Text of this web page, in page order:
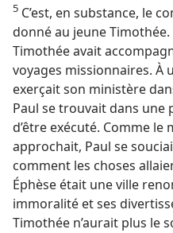
5 C’est, en substance, le
donné au jeune
Timothée avait
voyages missionnaires. À
exerçait son ministère
Paul se trouvait dans
d’être exécuté. Comme
approchait, Paul se
comment les choses
Éphèse était une ville
immoralité et ses
Timothée n’aurait plus le